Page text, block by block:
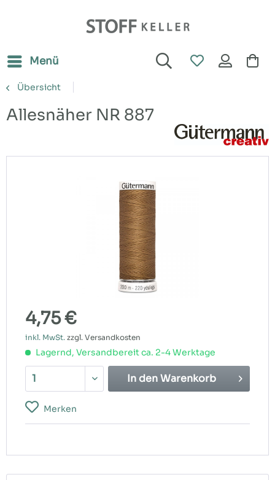
Menü
Übersicht
Allesnäher NR 887
4,75 €
inkl. MwSt. zzgl. Versandkosten
Lagernd, Versandbereit ca. 2-4 Werktage
In denWarenkorb
Merken